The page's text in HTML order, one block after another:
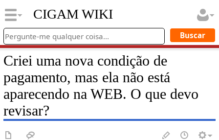
CIGAM WIKI
Criei uma nova condição de
pagamento, mas ela não está
aparecendo na WEB. O que devo
revisar?